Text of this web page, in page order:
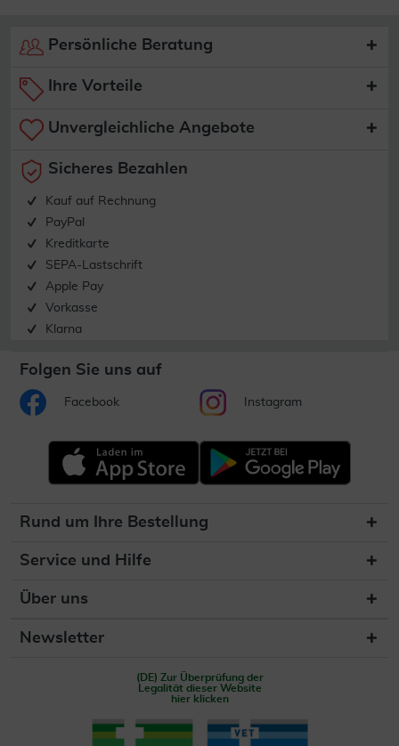
Persönliche Beratung
Ihre Vorteile
Unvergleichliche Angebote
Sicheres Bezahlen
Kauf auf Rechnung
PayPal
Kreditkarte
SEPA-Lastschrift
Apple Pay
Vorkasse
Klarna
Folgen Sie uns auf
Facebook Instagram
Rund um Ihre Bestellung
Service und Hilfe
Über uns
Newsletter
(DE) Zur Überprüfung der
Legalität dieser Website
hier klicken